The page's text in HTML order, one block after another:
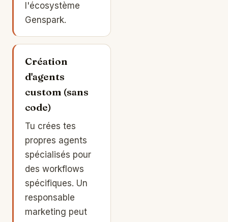
l'écosystème
Genspark.
Création
d'agents
custom (sans
code)
Tu crées tes
propres agents
spécialisés pour
des workflows
spécifiques. Un
responsable
marketing peut